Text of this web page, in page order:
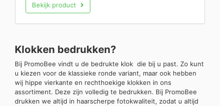
Bekijk product
Klokken bedrukken?
Bij PromoBee vindt u de bedrukte klok die bij u past. Zo kunt
u kiezen voor de klassieke ronde variant, maar ook hebben
wij hippe vierkante en rechthoekige klokken in ons
assortiment. Deze zijn volledig te bedrukken. Bij PromoBee
drukken we altijd in haarscherpe fotokwaliteit, zodat u altijd